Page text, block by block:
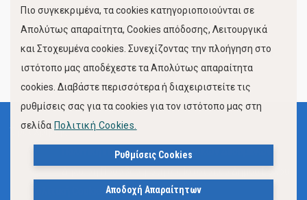
FOLLOW US
Όροι Χρήσης
Πολιτική Προστασίας Προσωπικών Δεδομένων
Πολιτική Cookies
Πιο συγκεκριμένα, τα cookies κατηγοριοποιούνται σε
Απολύτως απαραίτητα, Cookies απόδοσης, Λειτουργικά
και Στοχευμένα cookies. Συνεχίζοντας την πλοήγηση στο
ιστότοπο μας αποδέχεστε τα Απολύτως απαραίτητα
cookies. Διαβάστε περισσότερα ή διαχειριστείτε τις
ρυθμίσεις σας για τα cookies για τον ιστότοπο μας στη
σελίδα Πολιτική Cookies.
Ρυθμίσεις Cookies
Αποδοχή Απαραίτητων